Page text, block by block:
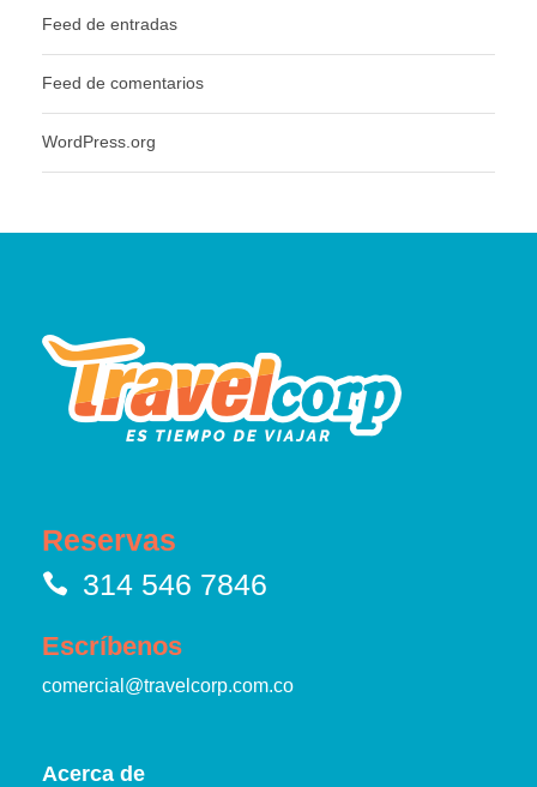
Feed de entradas
Feed de comentarios
WordPress.org
Reservas
314 546 7846
Escríbenos
comercial@travelcorp.com.co
Acerca de